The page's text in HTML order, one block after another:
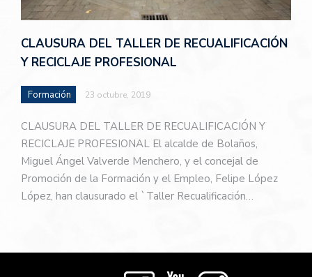
CLAUSURA DEL TALLER DE RECUALIFICACIÓN
Y RECICLAJE PROFESIONAL
Formación 23 octubre, 2019
CLAUSURA DEL TALLER DE RECUALIFICACIÓN Y
RECICLAJE PROFESIONAL El alcalde de Bolaños,
Miguel Ángel Valverde Menchero, y el concejal de
Promoción de la Formación y el Empleo, Felipe López
López, han clausurado el `Taller Recualificación…